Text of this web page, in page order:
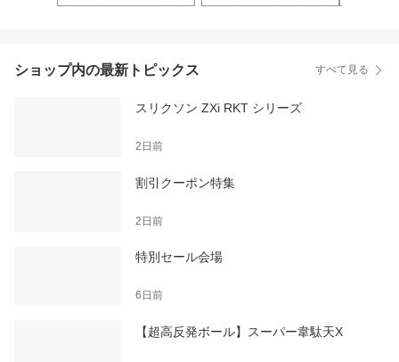
ショップ内の最新トピックス すべて見る
スリクソン ZXi RKT シリーズ
2日前
割引クーポン特集
2日前
特別セール会場
6日前
【超高反発ボール】スーパー韋駄天X